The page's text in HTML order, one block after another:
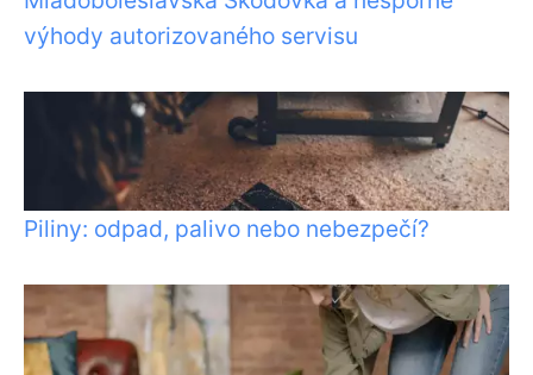
výhody autorizovaného servisu
Piliny: odpad, palivo nebo nebezpečí?